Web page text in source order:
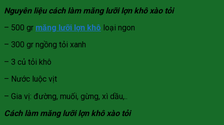
Nguyên liệu cách làm măng lưỡi lợn khô xào tỏi
– 500 gr măng lưỡi lợn khô loại ngon
– 300 gr ngồng tỏi xanh
– 3 củ tỏi khô
– Nước luộc vịt
– Gia vị: đường, muối, gừng, xì dầu,..
Cách làm măng lưỡi lợn khô xào tỏi